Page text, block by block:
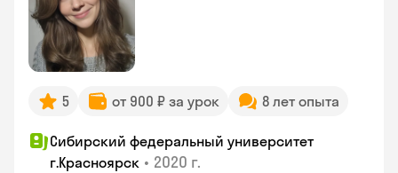
5 от 900 ₽ за урок 8 лет опыта
Сибирский федеральный университет
г.Красноярск • 2020 г.